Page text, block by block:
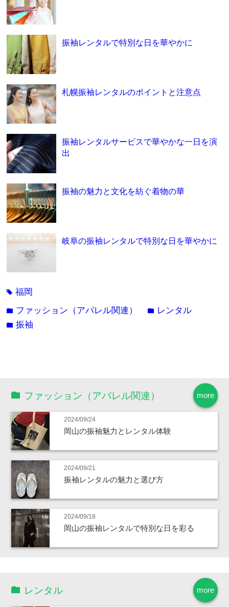
振袖レンタルで特別な日を華やかに
札幌振袖レンタルのポイントと注意点
振袖レンタルサービスで華やかな一日を演
出
振袖の魅力と文化を紡ぐ着物の華
岐阜の振袖レンタルで特別な日を華やかに
tag福岡
folder ファッション（アパレル関連） folder レンタル
folder振袖
more
ファッション（アパレル関連）
2024/09/24
岡山の振袖魅力とレンタル体験
2024/09/21
振袖レンタルの魅力と選び方
2024/09/18
岡山の振袖レンタルで特別な日を彩る
more
レンタル